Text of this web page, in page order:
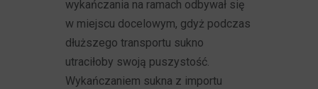
wykańczania na ramach odbywał się
w miejscu docelowym, gdyż podczas
dłuższego transportu sukno
utraciłoby swoją puszystość.
Wykańczaniem sukna z importu